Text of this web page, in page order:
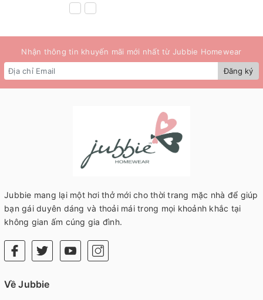
Nhận thông tin khuyến mãi mới nhất từ Jubbie Homewear
Đăng ký
Jubbie mang lại một hơi thở mới cho thời trang mặc nhà để giúp
bạn gái duyên dáng và thoải mái trong mọi khoảnh khắc tại
không gian ấm cúng gia đình.
Về Jubbie